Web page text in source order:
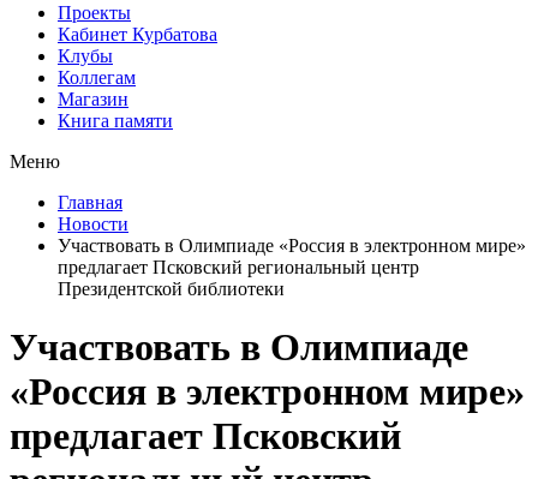
Проекты
Кабинет Курбатова
Клубы
Коллегам
Магазин
Книга памяти
Меню
Главная
Новости
Участвовать в Олимпиаде «Россия в электронном мире»
предлагает Псковский региональный центр
Президентской библиотеки
Участвовать в Олимпиаде
«Россия в электронном мире»
предлагает Псковский